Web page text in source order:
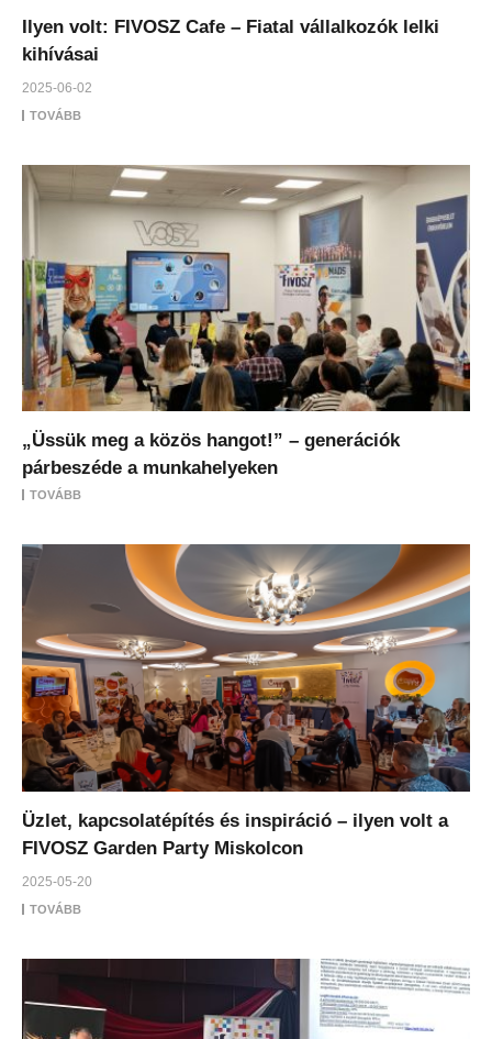
Ilyen volt: FIVOSZ Cafe – Fiatal vállalkozók lelki
kihívásai
2025-06-02
TOVÁBB
„Üssük meg a közös hangot!” – generációk
párbeszéde a munkahelyeken
TOVÁBB
Üzlet, kapcsolatépítés és inspiráció – ilyen volt a
FIVOSZ Garden Party Miskolcon
2025-05-20
TOVÁBB